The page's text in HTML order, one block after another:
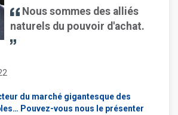
Nous sommes des alliés
naturels du pouvoir d'achat.
du marché gigantesque des
Pouvez-vous nous le présenter